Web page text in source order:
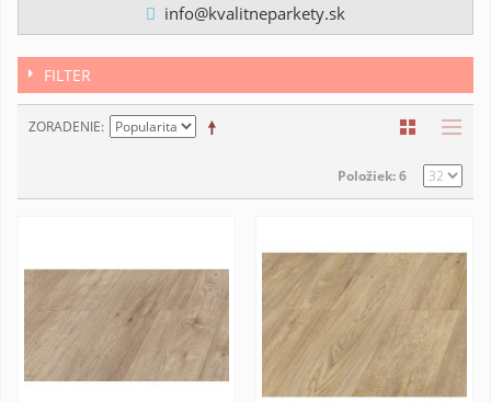
info@kvalitneparkety.sk
FILTER
ZORADENIE
Položiek: 6